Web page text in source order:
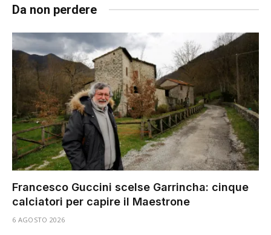
Da non perdere
Francesco Guccini scelse Garrincha: cinque
calciatori per capire il Maestrone
6 AGOSTO 2026